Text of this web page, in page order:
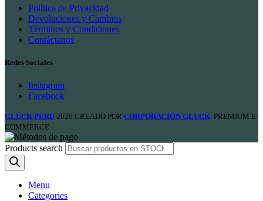
Política de Privacidad
Devoluciones y Cambios
Términos y Condiciones
Contáctanos
Redes Sociales
Instagram
Facebook
GLÜCK PERU 2026 CREADO POR CORPORACION GLUCK . PREMIUM E-
COMMERCE
Products search
Menu
Categories